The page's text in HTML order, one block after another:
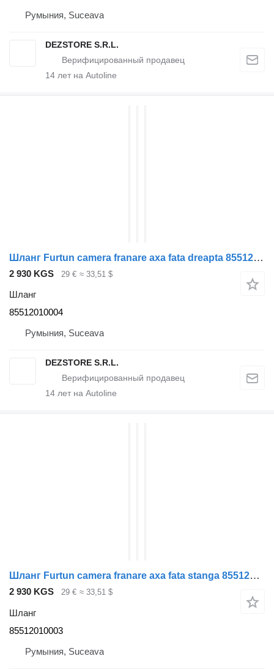
Румыния, Suceava
DEZSTORE S.R.L.
14 лет на Autoline
Шланг Furtun camera franare axa fata dreapta 85512010004 для тягача MAN TGM
2 930 KGS 29 € ≈ 33,51 $
Шланг
85512010004
Румыния, Suceava
DEZSTORE S.R.L.
14 лет на Autoline
Шланг Furtun camera franare axa fata stanga 85512010003 для тягача MAN TGM
2 930 KGS 29 € ≈ 33,51 $
Шланг
85512010003
Румыния, Suceava